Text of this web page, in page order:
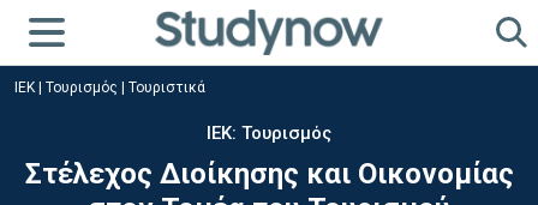
ΙΕΚ Τουρισμός Τουριστικά
ΙΕΚ: Τουρισμός
Στέλεχος Διοίκησης και Οικονομίας